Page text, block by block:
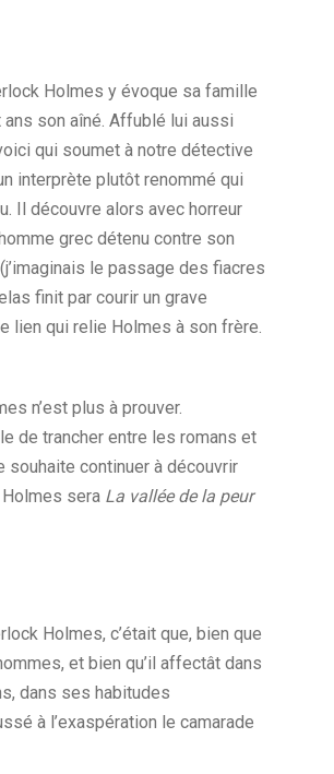
Holmes y évoque sa famille
son aîné. Affublé lui aussi
qui soumet à notre détective
interprète plutôt renommé qui
Il découvre alors avec horreur
grec détenu contre son
le passage des fiacres
finit par courir un grave
lien qui relie Holmes à son frère.
n’est plus à prouver.
de trancher entre les romans et
souhaite continuer à découvrir
sera La vallée de la peur
Holmes, c’était que, bien que
et bien qu’il affectât dans
dans ses habitudes
à l’exaspération le camarade